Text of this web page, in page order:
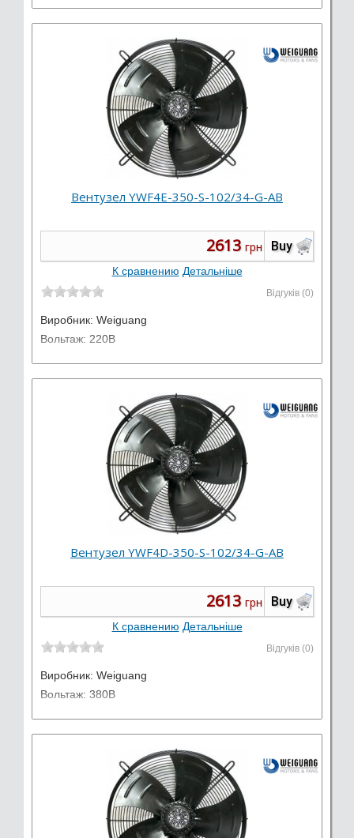
Вентузел YWF4E-350-S-102/34-G-AB
Buy
2613 грн
К сравнению Детальніше
Відгуків (0)
Виробник: Weiguang
Вольтаж: 220В
Вентузел YWF4D-350-S-102/34-G-AB
Buy
2613 грн
К сравнению Детальніше
Відгуків (0)
Виробник: Weiguang
Вольтаж: 380В